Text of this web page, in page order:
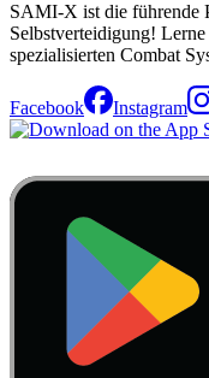
SAMI-X ist die führende
Selbstverteidigung!
spezialisierten Combat
Facebook Instagram